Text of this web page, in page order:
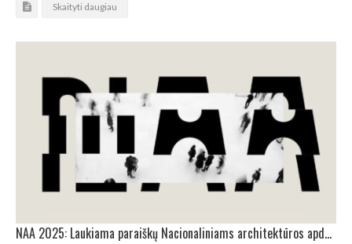
Skaityti daugiau
NAA 2025: Laukiama paraiškų Nacionaliniams architektūros apdovanojimams